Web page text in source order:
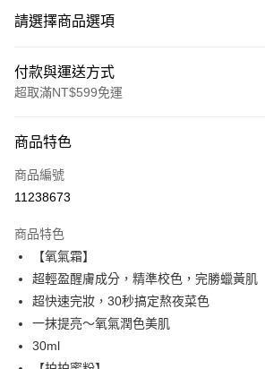
請選擇商品選項
付款與運送方式
超取滿NT$599免運
信用卡一次付款
超商取貨付款
Apple Pay
街口支付
悠遊付
ATM付款
商品特色
商品編號
11238673
商品特色
【氧氣霜】
超輕盈醒膚成分，精準校色，完勝蠟黃肌
超快速完妝，30秒搞定熬夜菜色
一抹提亮～氧氣潤色美肌
30ml